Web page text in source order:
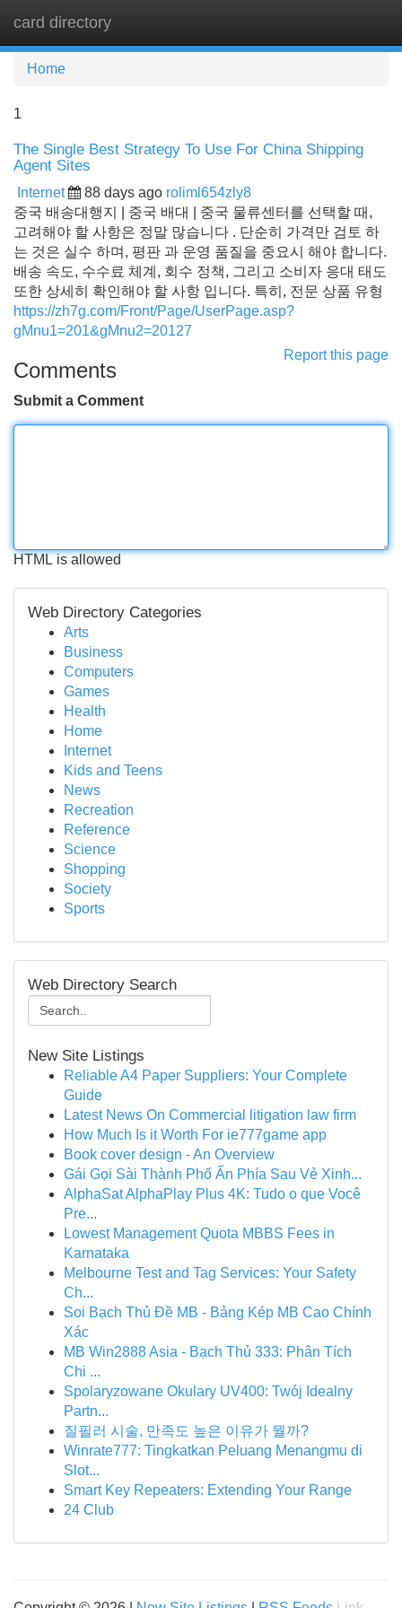
card directory
Home
1
The Single Best Strategy To Use For China Shipping
Agent Sites
Internet 88 days ago roliml654zly8
중국 배송대행지 | 중국 배대 | 중국 물류센터를 선택할 때,
고려해야 할 사항은 정말 많습니다 . 단순히 가격만 검토 하
는 것은 실수 하며, 평판 과 운영 품질을 중요시 해야 합니다.
배송 속도, 수수료 체계, 회수 정책, 그리고 소비자 응대 태도
또한 상세히 확인해야 할 사항 입니다. 특히, 전문 상품 유형
https://zh7g.com/Front/Page/UserPage.asp?
gMnu1=201&gMnu2=20127
Report this page
Comments
Submit a Comment
HTML is allowed
Web Directory Categories
Arts
Business
Computers
Games
Health
Home
Internet
Kids and Teens
News
Recreation
Reference
Science
Shopping
Society
Sports
Web Directory Search
New Site Listings
Reliable A4 Paper Suppliers: Your Complete
Guide
Latest News On Commercial litigation law firm
How Much Is it Worth For ie777game app
Book cover design - An Overview
Gái Gọi Sài Thành Phố Ẩn Phía Sau Vẻ Xinh...
AlphaSat AlphaPlay Plus 4K: Tudo o que Você
Pre...
Lowest Management Quota MBBS Fees in
Karnataka
Melbourne Test and Tag Services: Your Safety
Ch...
Soi Bạch Thủ Đề MB - Bảng Kép MB Cao Chính
Xác
MB Win2888 Asia - Bạch Thủ 333: Phân Tích
Chi ...
Spolaryzowane Okulary UV400: Twój Idealny
Partn...
질필러 시술, 만족도 높은 이유가 뭘까?
Winrate777: Tingkatkan Peluang Menangmu di
Slot...
Smart Key Repeaters: Extending Your Range
24 Club